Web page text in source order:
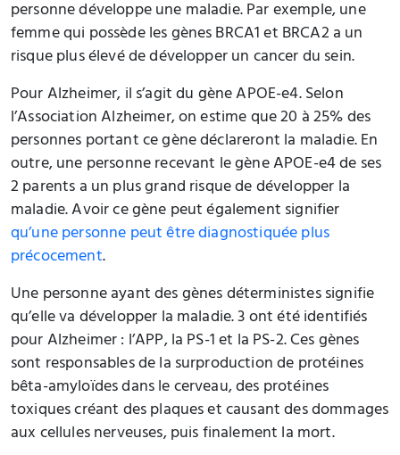
personne développe une maladie. Par exemple, une
femme qui possède les gènes BRCA1 et BRCA2 a un
risque plus élevé de développer un cancer du sein.
Pour Alzheimer, il s’agit du gène APOE-e4. Selon
l’Association Alzheimer, on estime que 20 à 25% des
personnes portant ce gène déclareront la maladie. En
outre, une personne recevant le gène APOE-e4 de ses
2 parents a un plus grand risque de développer la
maladie. Avoir ce gène peut également signifier
qu’une personne peut être diagnostiquée plus
précocement.
Une personne ayant des gènes déterministes signifie
qu’elle va développer la maladie. 3 ont été identifiés
pour Alzheimer : l’APP, la PS-1 et la PS-2. Ces gènes
sont responsables de la surproduction de protéines
bêta-amyloïdes dans le cerveau, des protéines
toxiques créant des plaques et causant des dommages
aux cellules nerveuses, puis finalement la mort.